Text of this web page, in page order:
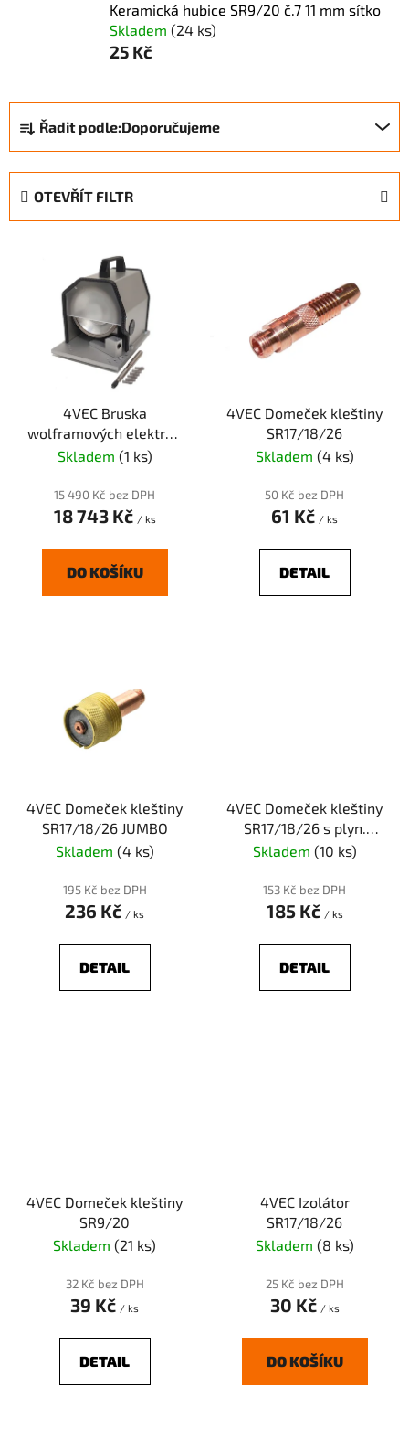
Keramická hubice SR9/20 č.7 11 mm sítko
Skladem (24 ks)
25 Kč
a
z
Řadit podle:Doporučujeme
OTEVŘÍT FILTR
4VEC Bruska
wolframových elektrod
WG-15
Skladem (1 ks)
15 490 Kč bez DPH
18 743 Kč / ks
DO KOŠÍKU
4VEC Domeček kleštiny
SR17/18/26
Skladem (4 ks)
50 Kč bez DPH
61 Kč / ks
DETAIL
4VEC Domeček kleštiny
SR17/18/26 JUMBO
Skladem (4 ks)
195 Kč bez DPH
236 Kč / ks
DETAIL
4VEC Domeček kleštiny
SR17/18/26 s plyn.
čočkou
Skladem (10 ks)
153 Kč bez DPH
185 Kč / ks
DETAIL
4VEC Domeček kleštiny
SR9/20
Skladem (21 ks)
32 Kč bez DPH
39 Kč / ks
DETAIL
4VEC Izolátor
SR17/18/26
Skladem (8 ks)
25 Kč bez DPH
30 Kč / ks
DO KOŠÍKU